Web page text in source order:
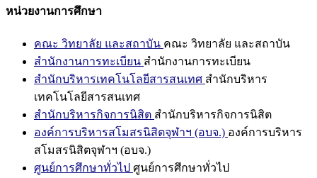
หน่วยงานการศึกษา
คณะ วิทยาลัย และสถาบัน คณะ วิทยาลัย และสถาบัน
สำนักงานการทะเบียน สำนักงานการทะเบียน
สำนักบริหารเทคโนโลยีสารสนเทศ สำนักบริหาร
เทคโนโลยีสารสนเทศ
สำนักบริหารกิจการนิสิต สำนักบริหารกิจการนิสิต
องค์การบริหารสโมสรนิสิตจุฬาฯ (อบจ.) องค์การบริหาร
สโมสรนิสิตจุฬาฯ (อบจ.)
ศูนย์การศึกษาทั่วไป ศูนย์การศึกษาทั่วไป